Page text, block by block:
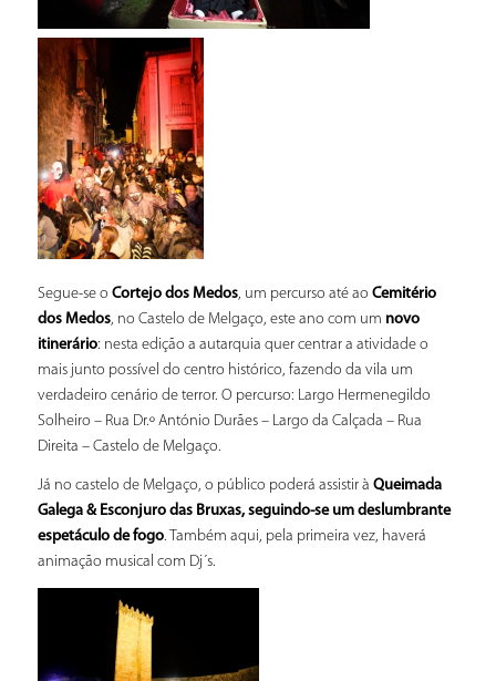
Segue-se o Cortejo dos Medos, um percurso até ao Cemitério
dos Medos, no Castelo de Melgaço, este ano com um novo
itinerário: nesta edição a autarquia quer centrar a atividade o
mais junto possível do centro histórico, fazendo da vila um
verdadeiro cenário de terror. O percurso: Largo Hermenegildo
Solheiro – Rua Dr.º António Durães – Largo da Calçada – Rua
Direita – Castelo de Melgaço.
Já no castelo de Melgaço, o público poderá assistir à Queimada
Galega & Esconjuro das Bruxas, seguindo-se um deslumbrante
espetáculo de fogo. Também aqui, pela primeira vez, haverá
animação musical com Dj´s.